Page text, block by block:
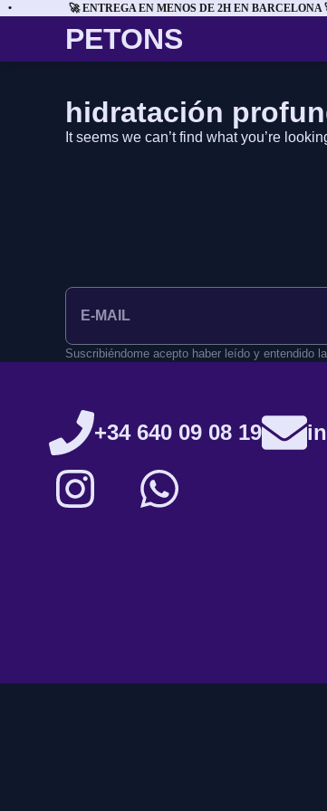
🚀 ENTREGA EN MENOS DE 2H EN BARCELONA 🚀
PETONS
hidratación
It seems we can’t find what you’re
Suscribiéndome acepto haber leído y entendido
+34 640 09 08 19